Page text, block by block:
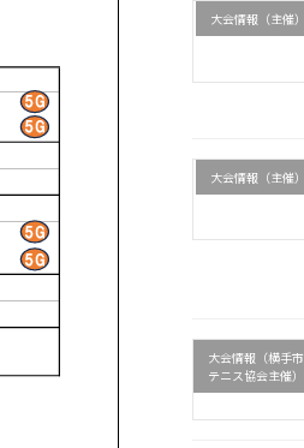
大会情報（主催）
大会情報（主催）
大会情報（横手市
テニス協会主催）